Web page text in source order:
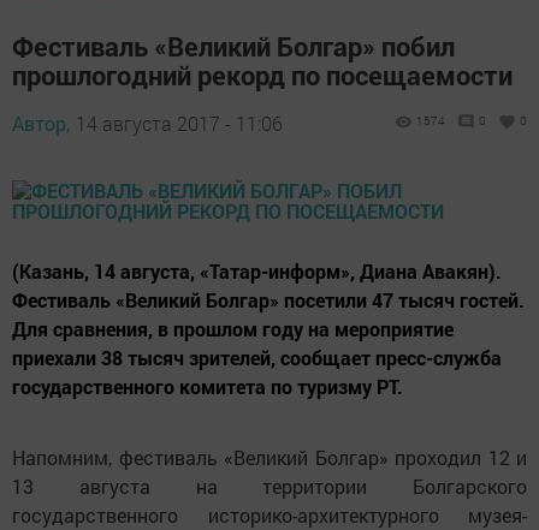
Фестиваль «Великий Болгар» побил
прошлогодний рекорд по посещаемости
Автор, 14 августа 2017 - 11:06 1574 0 0
(Казань, 14 августа, «Татар-информ», Диана Авакян).
Фестиваль «Великий Болгар» посетили 47 тысяч гостей.
Для сравнения, в прошлом году на мероприятие
приехали 38 тысяч зрителей, сообщает пресс-служба
государственного комитета по туризму РТ.
Напомним, фестиваль «Великий Болгар» проходил 12 и
13 августа на территории Болгарского
государственного историко-архитектурного музея-